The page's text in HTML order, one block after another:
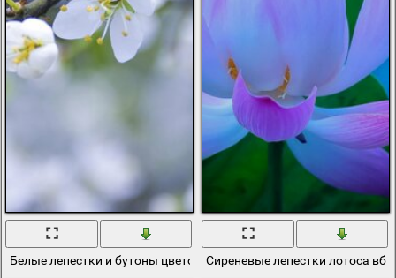
Белые лепестки и бутоны цветов яблони в садуСиреневые лепестки лотоса